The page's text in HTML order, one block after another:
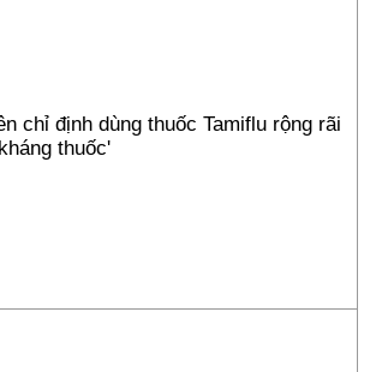
chỉ định dùng thuốc Tamiflu rộng rãi
thuốc'